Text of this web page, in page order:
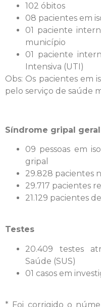
102 óbitos
08 pacientes em
01 paciente
município
01 paciente
Intensiva (UTI)
Obs: Os pacientes em
pelo serviço de saúde
Síndrome gripal geral
09 pessoas em
gripal
29.828 pacientes
29.717 pacientes
21.129 pacientes
Testes
20.409 testes
Saúde (SUS)
01 casos em
* Foi corrigido o